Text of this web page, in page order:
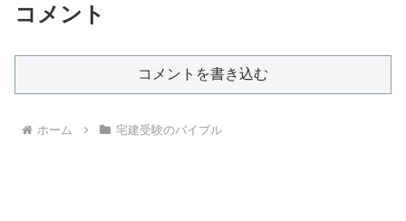
コメント
コメントを書き込む
ホーム 宅建受験のバイブル